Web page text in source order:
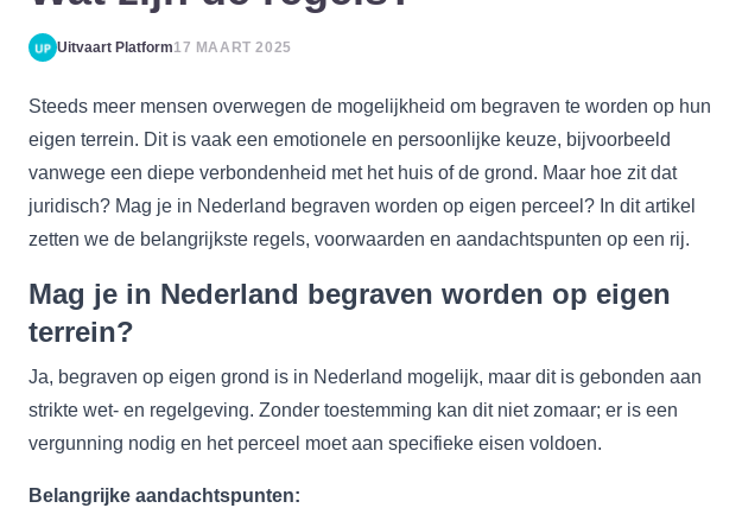
Uitvaart Platform17 MAART 2025
Steeds meer mensen overwegen de mogelijkheid om begraven te worden op hun
eigen terrein. Dit is vaak een emotionele en persoonlijke keuze, bijvoorbeeld
vanwege een diepe verbondenheid met het huis of de grond. Maar hoe zit dat
juridisch? Mag je in Nederland begraven worden op eigen perceel? In dit artikel
zetten we de belangrijkste regels, voorwaarden en aandachtspunten op een rij.
Mag je in Nederland begraven worden op eigen
terrein?
Ja, begraven op eigen grond is in Nederland mogelijk, maar dit is gebonden aan
strikte wet- en regelgeving. Zonder toestemming kan dit niet zomaar; er is een
vergunning nodig en het perceel moet aan specifieke eisen voldoen.
Belangrijke aandachtspunten: